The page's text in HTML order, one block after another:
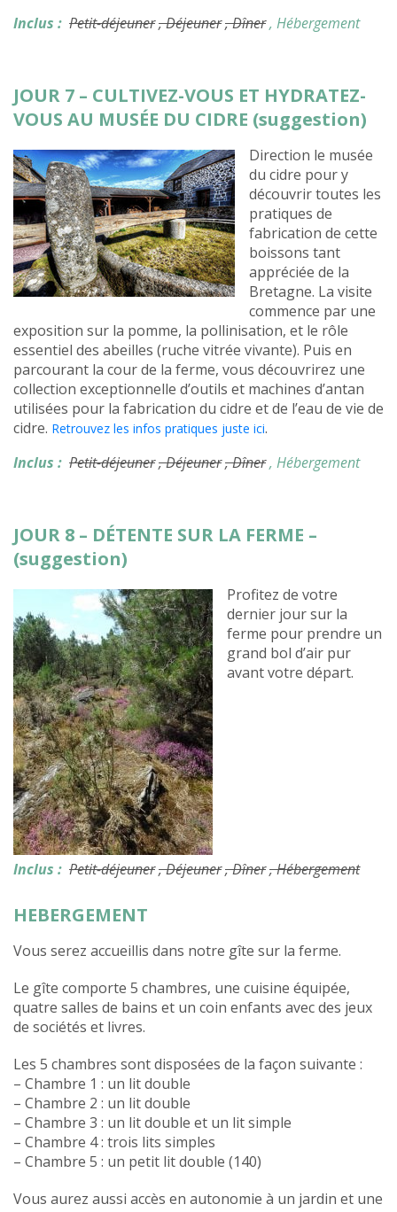
Inclus : Petit-déjeuner, Déjeuner, Dîner, Hébergement
JOUR 7 – CULTIVEZ-VOUS ET HYDRATEZ-
VOUS AU MUSÉE DU CIDRE (suggestion)
Direction le musée
du cidre pour y
découvrir toutes les
pratiques de
fabrication de cette
boissons tant
appréciée de la
Bretagne. La visite
commence par une
exposition sur la pomme, la pollinisation, et le rôle
essentiel des abeilles (ruche vitrée vivante). Puis en
parcourant la cour de la ferme, vous découvrirez une
collection exceptionnelle d’outils et machines d’antan
utilisées pour la fabrication du cidre et de l’eau de vie de
cidre. Retrouvez les infos pratiques juste ici.
Inclus : Petit-déjeuner, Déjeuner, Dîner, Hébergement
JOUR 8 – DÉTENTE SUR LA FERME –
(suggestion)
Profitez de votre
dernier jour sur la
ferme pour prendre un
grand bol d’air pur
avant votre départ.
Inclus : Petit-déjeuner, Déjeuner, Dîner, Hébergement
HEBERGEMENT
Vous serez accueillis dans notre gîte sur la ferme.
Le gîte comporte 5 chambres, une cuisine équipée,
quatre salles de bains et un coin enfants avec des jeux
de sociétés et livres.
Les 5 chambres sont disposées de la façon suivante :
– Chambre 1 : un lit double
– Chambre 2 : un lit double
– Chambre 3 : un lit double et un lit simple
– Chambre 4 : trois lits simples
– Chambre 5 : un petit lit double (140)
Vous aurez aussi accès en autonomie à un jardin et une